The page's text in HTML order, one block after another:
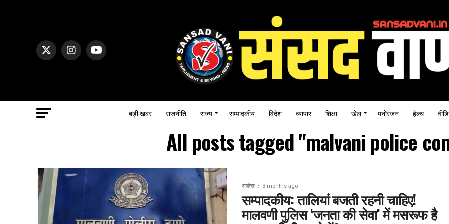
बड़ी खबर राजनीति राज्य सम्पादकीय विदेश व्यापार शिक्षा खेल मनोरंजन हेल्थ
All posts tagged "malvani police
आलेख 3 months ago
सम्पादकीय: तालियां बजती रहनी चाहिए!
मालवणी पुलिस ‘जनता की सेवा’ में मसरूफ है